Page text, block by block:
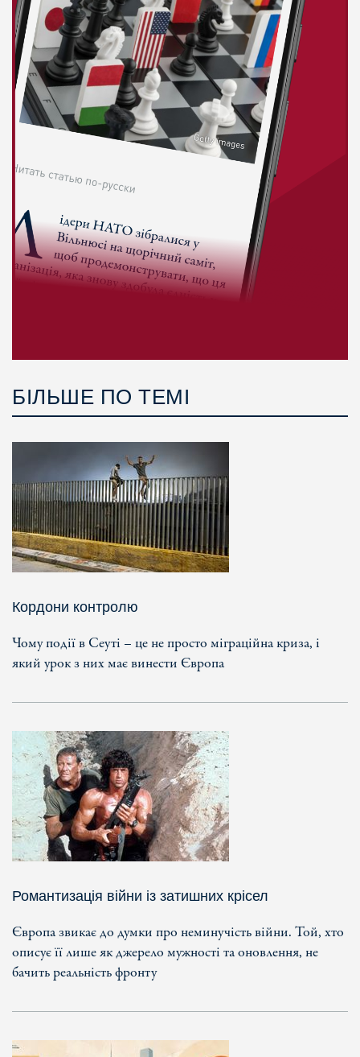
БІЛЬШЕ ПО ТЕМІ
Кордони контролю
Чому події в Сеуті – це не просто міграційна криза, і
який урок з них має винести Європа
Романтизація війни із затишних крісел
Європа звикає до думки про неминучість війни. Той, хто
описує її лише як джерело мужності та оновлення, не
бачить реальність фронту